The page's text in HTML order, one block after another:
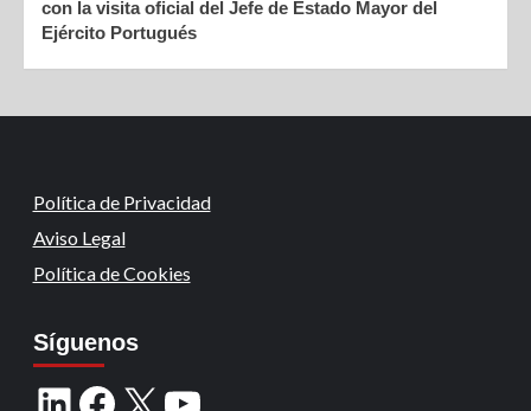
con la visita oficial del Jefe de Estado Mayor del
Ejército Portugués
Política de Privacidad
Aviso Legal
Política de Cookies
Síguenos